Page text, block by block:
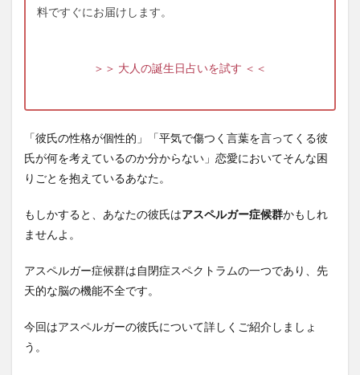
料ですぐにお届けします。
＞＞ 大人の誕生日占いを試す ＜＜
「彼氏の性格が個性的」「平気で傷つく言葉を言ってくる彼
氏が何を考えているのか分からない」恋愛においてそんな困
りごとを抱えているあなた。
もしかすると、あなたの彼氏はアスペルガー症候群かもしれ
ませんよ。
アスペルガー症候群は自閉症スペクトラムの一つであり、先
天的な脳の機能不全です。
今回はアスペルガーの彼氏について詳しくご紹介しましょ
う。